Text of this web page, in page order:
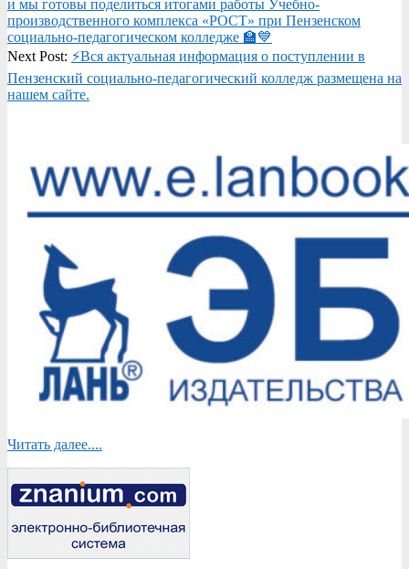
и мы готовы поделиться итогами работы Учебно-
производственного комплекса «РОСТ» при Пензенском
социально-педагогическом колледже 🏫💙
Next Post: ️⚡Вся актуальная информация о поступлении в
Пензенский социально-педагогический колледж размещена на
нашем сайте.
Читать далее....